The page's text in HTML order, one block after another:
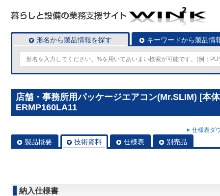
形名から製品情報を探す キーワードから製品情
店舗・事務所用パッケージエアコン(Mr.SLIM) [本
ERMP160LA11
仕様表ダ
製品概要 技術資料 仕様表 別売品
納入仕様書